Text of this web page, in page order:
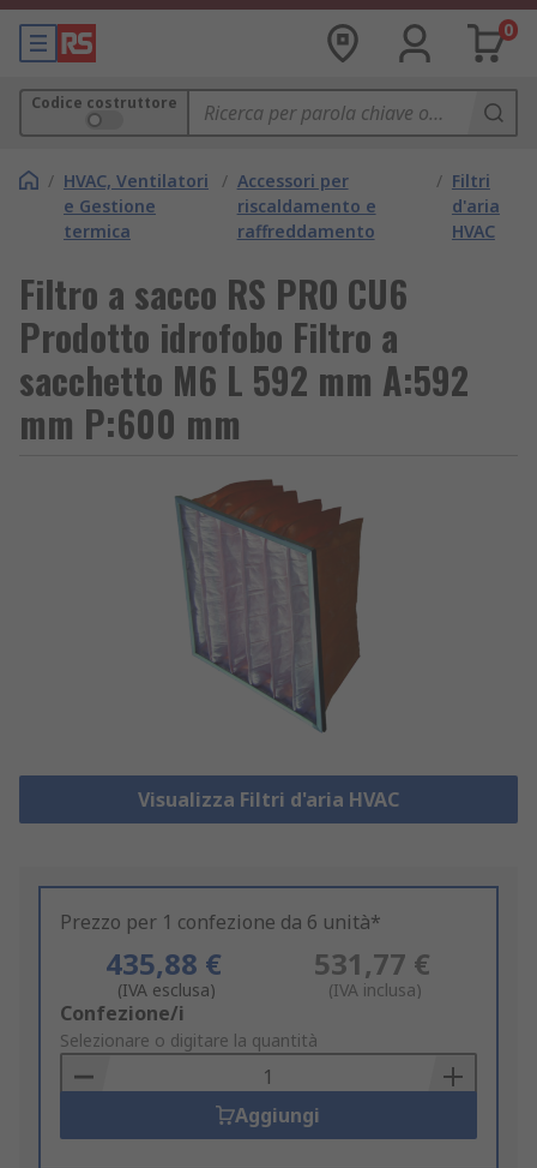
0
Codice costruttore
/ HVAC, Ventilatori
e Gestione
termica
/ Accessori per
riscaldamento e
raffreddamento
/ Filtri
d'aria
HVAC
Filtro a sacco RS PRO CU6
Prodotto idrofobo Filtro a
sacchetto M6 L 592 mm A:592
mm P:600 mm
Visualizza Filtri d'aria HVAC
Prezzo per 1 confezione da 6 unità*
435,88 €
(IVA esclusa)
531,77 €
(IVA inclusa)
Add
to
Basket
Confezione/i
Selezionare o digitare la quantità
Aggiungi